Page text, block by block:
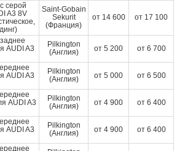
серой
A3 8V
Saint-Gobain
Sekurit
(Франция)
от 14 600 от 17 100
AUDI A3
Pilkington
(Англия)
от 5 200 от 6 700
AUDI A3
Pilkington
(Англия)
от 5 000 от 6 500
AUDI A3
Pilkington
(Англия)
от 4 900 от 6 400
AUDI A3
Pilkington
(Англия)
от 4 900 от 6 400